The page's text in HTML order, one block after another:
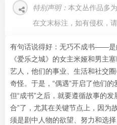
特别声明： 本文丛作品多
在文末标注，如有侵权，请
有句话说得好：无巧不成书——是
《爱乐之城》的女主米娅和男主
艺人，他们的事业、生活和社交
奇怪。于是，“偶遇”开启了他们的
但“成书”之后，就要遵循故事的
合”了，尤其在关键节点上，因为
须是剧中人物的欲望、努力和选